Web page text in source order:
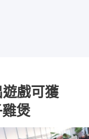
戲可獲
煲